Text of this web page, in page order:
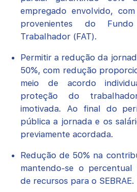
empregado envolvido,
provenientes do
Trabalhador (FAT).
Permitir a redução da
50%, com redução
meio de acordo
proteção do
imotivada. Ao final do
pública a jornada e os
previamente acordada.
Redução de 50% na
mantendo-se o
de recursos para o SEBRAE.